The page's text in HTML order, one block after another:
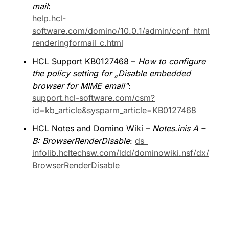
mail:
help.hcl-
software.com/domino/10.0.1/admin/conf_html
renderingformail_c.html
HCL Support KB0127468 – How to configure
the policy setting for „Disable embedded
browser for MIME email":
support.hcl-software.com/csm?
id=kb_article&sysparm_article=KB0127468
HCL Notes and Domino Wiki – Notes.inis A –
B: BrowserRenderDisable: ds_
infolib.hcltechsw.com/ldd/dominowiki.nsf/dx/
BrowserRenderDisable